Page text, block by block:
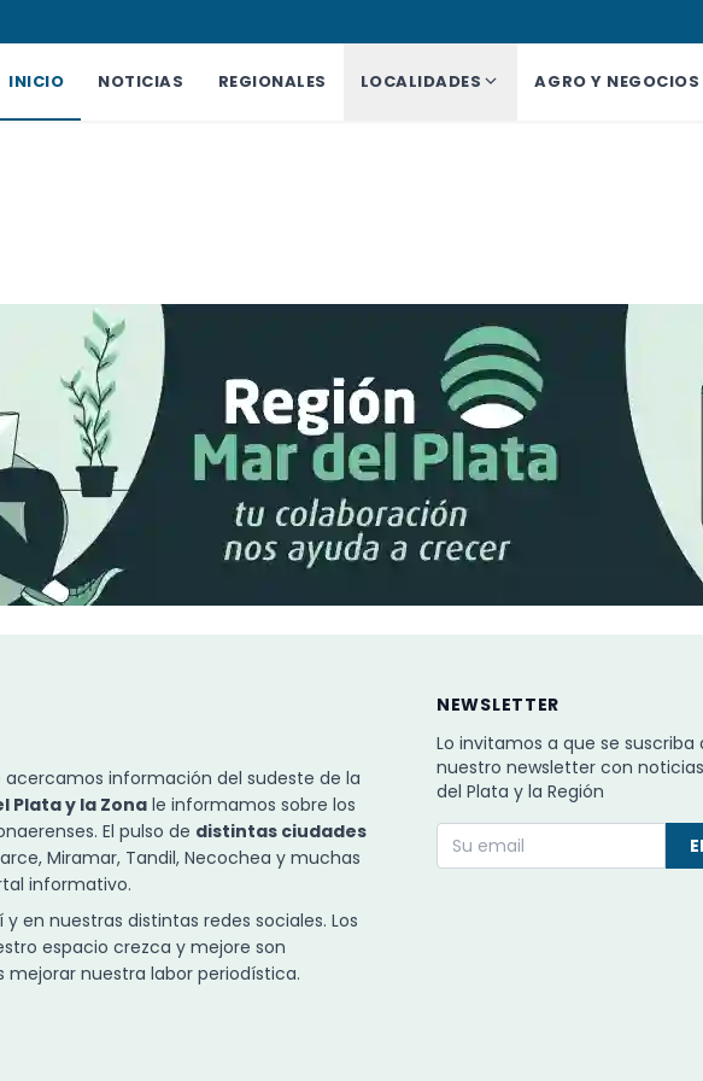
INICIO NOTICIAS REGIONALES LOCALIDADES AGRO Y NEGOCIOS
acercamos información del sudeste de la
Plata y la Zonale informamos sobre los
El pulso de distintas ciudades
Miramar, Tandil, Necochea y muchas
informativo.
en nuestras distintas redes sociales. Los
espacio crezca y mejore son
nuestra labor periodística.
NEWSLETTER
Lo invitamos a que se suscriba
nuestro newsletter con
del Plata y la Región